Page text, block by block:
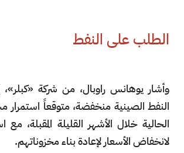
الطلب على النفط
وأشار يوهانس راوبال، من شركة
النفط الصينية منخفضة، متوقعاً استمرار
الحالية خلال الأشهر القليلة المقبلة، مع
لانخفاض الأسعار لإعادة بناء مخزوناتهم.